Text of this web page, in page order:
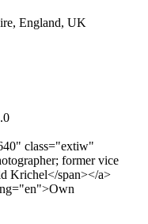
England, UK
class="extiw"
former vice
Krichel</span></a>